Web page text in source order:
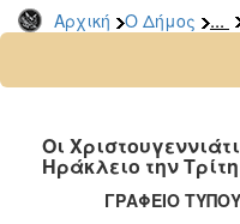
Αρχική Ο Δήμος ...
2026
2024
2022
2021
Οι
Ηράκλειο την
ΓΡΑΦΕΙΟ ΤΥΠΟΥ